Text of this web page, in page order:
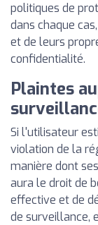
politiques de
dans chaque
et de leurs
confidentialité.
Plaintes
Si l'utilisateur
violation de la
manière dont
aura le droit de
effective et de
de surveillance,